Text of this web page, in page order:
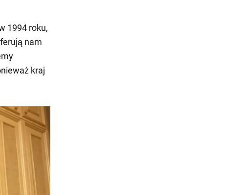
1994 roku,
nam
kraj